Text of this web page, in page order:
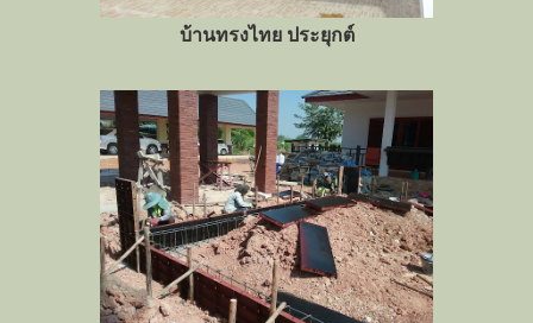
บ้านทรงไทย ประยุกต์